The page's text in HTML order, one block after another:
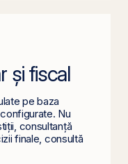
și fiscal
pe baza
Nu
consultanță
finale, consultă